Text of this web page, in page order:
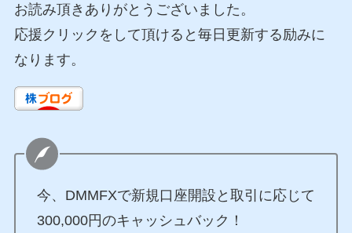
お読み頂きありがとうございました。
応援クリックをして頂けると毎日更新する励みに
なります。
今、DMMFXで新規口座開設と取引に応じて
300,000円のキャッシュバック！